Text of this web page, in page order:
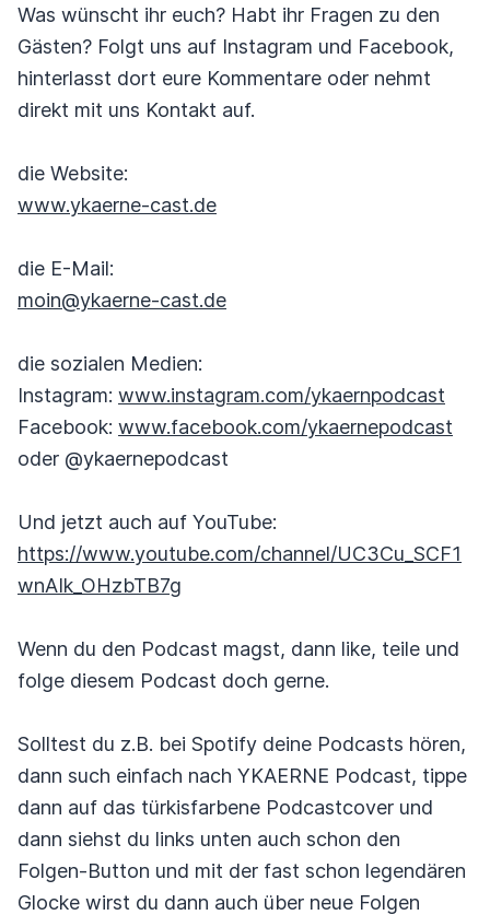
Was wünscht ihr euch? Habt ihr Fragen zu den
Gästen? Folgt uns auf Instagram und Facebook,
hinterlasst dort eure Kommentare oder nehmt
direkt mit uns Kontakt auf.
die Website:
www.ykaerne-cast.de
die E-Mail:
moin@ykaerne-cast.de
die sozialen Medien:
Instagram: www.instagram.com/ykaernpodcast
Facebook: www.facebook.com/ykaernepodcast
oder @ykaernepodcast
Und jetzt auch auf YouTube:
https://www.youtube.com/channel/UC3Cu_SCF1
wnAIk_OHzbTB7g
Wenn du den Podcast magst, dann like, teile und
folge diesem Podcast doch gerne.
Solltest du z.B. bei Spotify deine Podcasts hören,
dann such einfach nach YKAERNE Podcast, tippe
dann auf das türkisfarbene Podcastcover und
dann siehst du links unten auch schon den
Folgen-Button und mit der fast schon legendären
Glocke wirst du dann auch über neue Folgen